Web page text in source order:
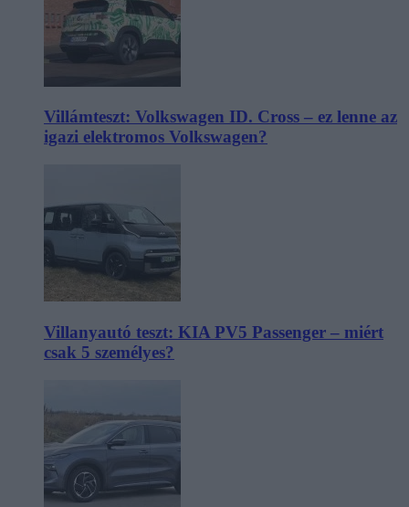
Villámteszt: Volkswagen ID. Cross – ez lenne az
igazi elektromos Volkswagen?
Villanyautó teszt: KIA PV5 Passenger – miért
csak 5 személyes?